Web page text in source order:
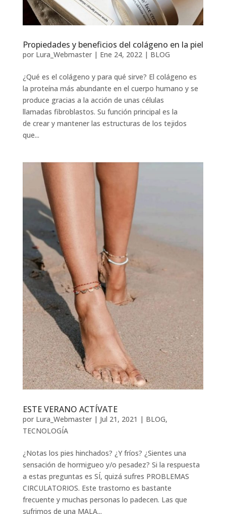
Propiedades y beneficios del colágeno en la piel
por Lura_Webmaster| Ene 24, 2022| BLOG
¿Qué es el colágeno y para qué sirve? El colágeno es
la proteína más abundante en el cuerpo humano y se
produce gracias a la acción de unas células
llamadas fibroblastos. Su función principal es la
de crear y mantener las estructuras de los tejidos
que...
ESTE VERANO ACTÍVATE
por Lura_Webmaster| Jul 21, 2021 | BLOG,
TECNOLOGÍA
¿Notas los pies hinchados? ¿Y fríos? ¿Sientes una
sensación de hormigueo y/o pesadez? Si la respuesta
a estas preguntas es SÍ, quizá sufres PROBLEMAS
CIRCULATORIOS. Este trastorno es bastante
frecuente y muchas personas lo padecen. Las que
sufrimos de una MALA...